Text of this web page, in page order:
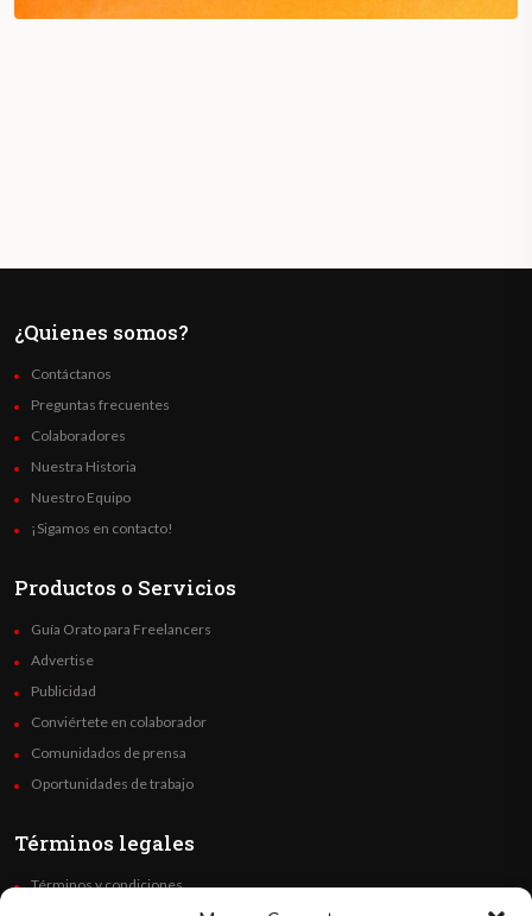
¿Quienes somos?
Contáctanos
Preguntas frecuentes
Colaboradores
Nuestra Historia
Nuestro Equipo
¡Sigamos en contacto!
Productos o Servicios
Guía Orato para Freelancers
Advertise
Publicidad
Conviértete en colaborador
Comunidados de prensa
Oportunidades de trabajo
Términos legales
Términos y condiciones